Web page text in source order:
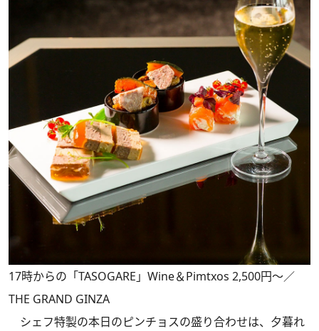
17時からの「TASOGARE」Wine＆Pimtxos 2,500円～／
THE GRAND GINZA
シェフ特製の本日のピンチョスの盛り合わせは、夕暮れ